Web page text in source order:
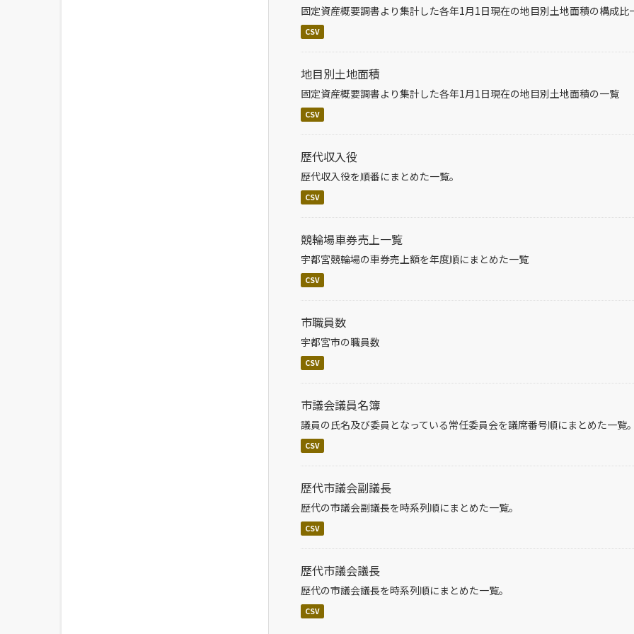
固定資産概要調書より集計した各年1月1日現在の地目別土地面積の構成比
CSV
地目別土地面積
固定資産概要調書より集計した各年1月1日現在の地目別土地面積の一覧
CSV
歴代収入役
歴代収入役を順番にまとめた一覧。
CSV
競輪場車券売上一覧
宇都宮競輪場の車券売上額を年度順にまとめた一覧
CSV
市職員数
宇都宮市の職員数
CSV
市議会議員名簿
議員の氏名及び委員となっている常任委員会を議席番号順にまとめた一覧
CSV
歴代市議会副議長
歴代の市議会副議長を時系列順にまとめた一覧。
CSV
歴代市議会議長
歴代の市議会議長を時系列順にまとめた一覧。
CSV